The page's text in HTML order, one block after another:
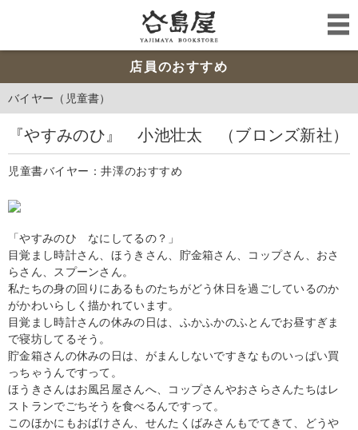
店員のおすすめ
バイヤー（児童書）
『やすみのひ』 小池壮太 （ブロンズ新社）
児童書バイヤー：井澤のおすすめ
「やすみのひ なにしてるの？」
目覚まし時計さん、ほうきさん、貯金箱さん、コップさん、おさ
らさん、スプーンさん。
私たちの身の回りにあるものたちがどう休日を過ごしているのか
がかわいらしく描かれています。
目覚まし時計さんの休みの日は、ふかふかのふとんでお昼すぎま
で寝坊してるそう。
貯金箱さんの休みの日は、がまんしないですきなものいっぱい買
っちゃうんですって。
ほうきさんはお風呂屋さんへ、コップさんやおさらさんたちはレ
ストランでごちそうを食べるんですって。
このほかにもおばけさん、せんたくばみさんもでてきて、どうや